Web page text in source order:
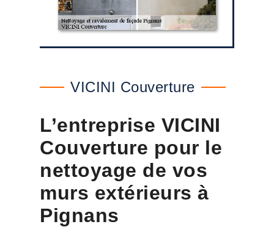
VICINI Couverture
L’entreprise VICINI
Couverture pour le
nettoyage de vos
murs extérieurs à
Pignans